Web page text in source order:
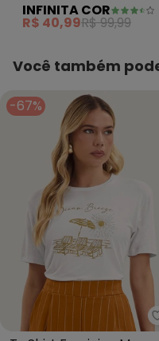
março/2026
fevereiro/2026
Viscolinho Bege
INFINITA COR
R$ 40,99R$ 99,99
Você também
-67%